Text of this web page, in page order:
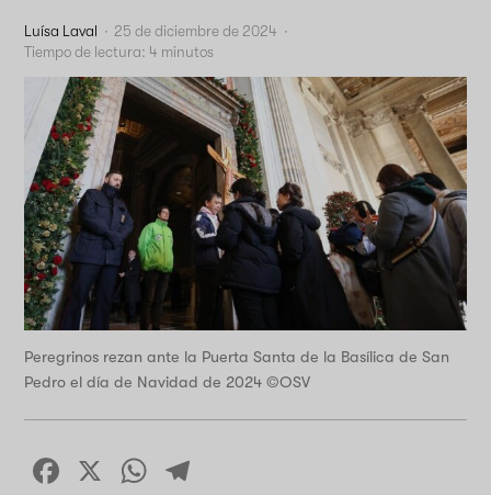
Luísa Laval · 25 de diciembre de 2024 ·
Tiempo de lectura: 4 minutos
Peregrinos rezan ante la Puerta Santa de la Basílica de San
Pedro el día de Navidad de 2024 ©OSV
Facebook
X WhatsApp